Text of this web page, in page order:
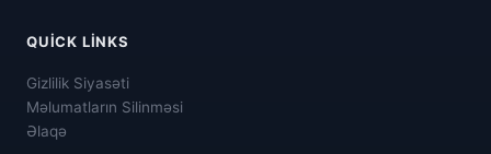
QUICK LINKS
Gizlilik Siyasəti
Məlumatların Silinməsi
Əlaqə